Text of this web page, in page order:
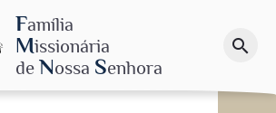
Família
Missionária
de Nossa Senhora
search
Faça uma doação